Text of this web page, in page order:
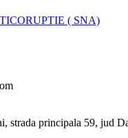
( SNA)
strada principala 59, jud